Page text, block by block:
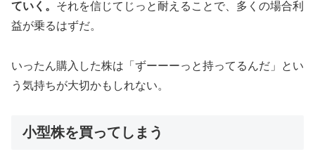
ていく。 それを信じてじっと耐えることで、多くの場合利
益が乗るはずだ。
いったん購入した株は「ずーーーっと持ってるんだ」とい
う気持ちが大切かもしれない。
小型株を買ってしまう